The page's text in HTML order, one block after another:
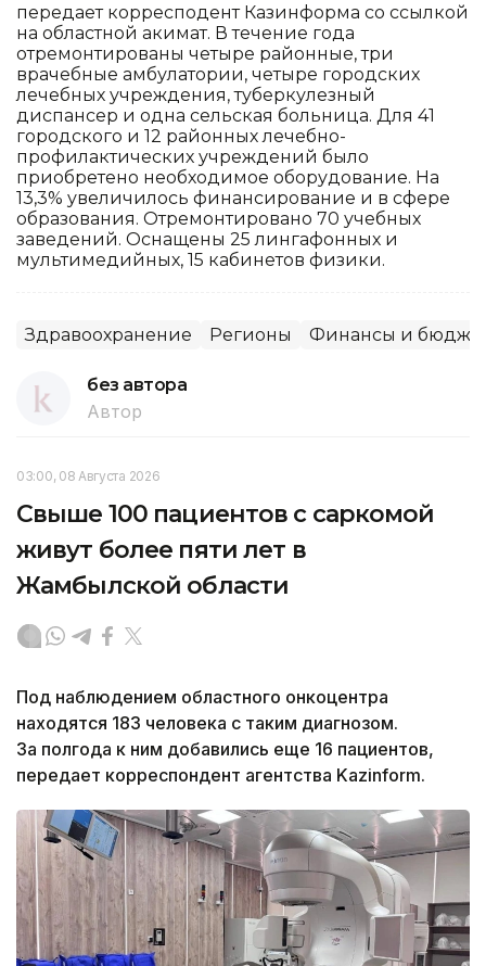
передает корресподент Казинформа со ссылкой
на областной акимат. В течение года
отремонтированы четыре районные, три
врачебные амбулатории, четыре городских
лечебных учреждения, туберкулезный
диспансер и одна сельская больница. Для 41
городского и 12 районных лечебно-
профилактических учреждений было
приобретено необходимое оборудование. На
13,3% увеличилось финансирование и в сфере
образования. Отремонтировано 70 учебных
заведений. Оснащены 25 лингафонных и
мультимедийных, 15 кабинетов физики.
Здравоохранение Регионы Финансы и
без автора
Автор
03:00, 08 Августа 2026
Свыше 100 пациентов с саркомой
живут более пяти лет в
Жамбылской области
Под наблюдением областного онкоцентра
находятся 183 человека с таким диагнозом.
За полгода к ним добавились еще 16 пациентов,
передает корреспондент агентства Kazinform.